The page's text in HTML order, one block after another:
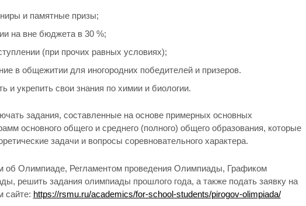
и памятные призы;
на вне бюджета в 30 %;
(при прочих равных условиях);
в общежитии для иногородних победителей и призеров.
и укрепить свои знания по химии и биологии.
задания, составленные на основе примерных основных
основного общего и среднего (полного) общего образования, которые
задачи и вопросы соревновательного характера.
об Олимпиаде, Регламентом проведения Олимпиады, Графиком
решить задания олимпиады прошлого года, а также подать заявку на
сайте: https://rsmu.ru/academics/for-school-students/pirogov-olimpiada/